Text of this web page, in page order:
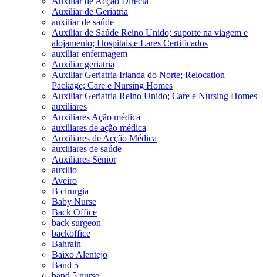
Auxiliar de Geriatria
auxiliar de saúde
Auxiliar de Saúde Reino Unido; suporte na viagem e
alojamento; Hospitais e Lares Certificados
auxiliar enfermagem
Auxiliar geriatria
Auxiliar Geriatria Irlanda do Norte; Relocation
Package; Care e Nursing Homes
Auxiliar Geriatria Reino Unido; Care e Nursing Homes
auxiliares
Auxiliares Ação médica
auxiliares de ação médica
Auxiliares de Acção Médica
auxiliares de saúde
Auxiliares Sénior
auxilio
Aveiro
B cirurgia
Baby Nurse
Back Office
back surgeon
backoffice
Bahrain
Baixo Alentejo
Band 5